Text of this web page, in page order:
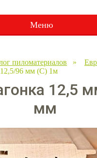
Меню
пиломатериалов »
96 мм (С) 1м
12,5
мм